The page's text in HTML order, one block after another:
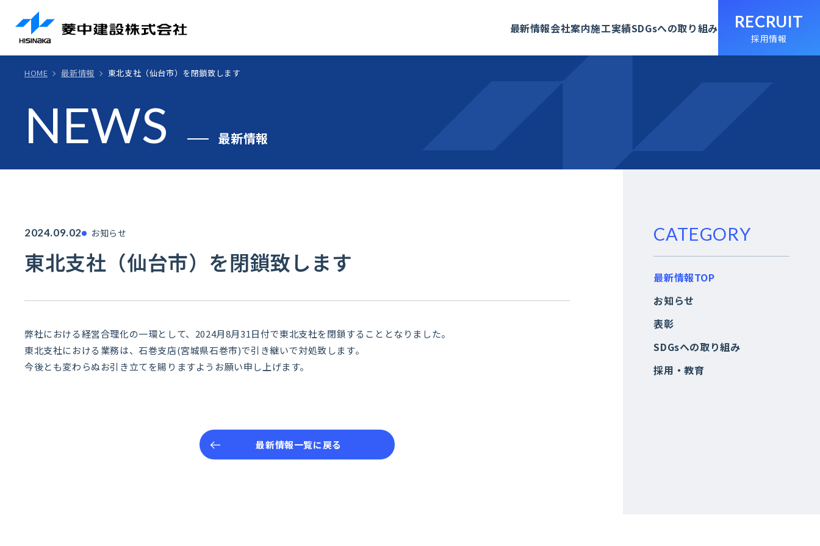
最新情報会社案内施工実績SDGsへの取り組み RECRUIT
採用情報
HOME 最新情報 東北支社（仙台市）を閉鎖致します
NEWS 最新情報
2024.09.02 お知らせ
東北支社（仙台市）を閉鎖致します
弊社における経営合理化の一環として、2024月8月31日付で東北支社を閉鎖することとなりました。
東北支社における業務は、石巻支店(宮城県石巻市)で引き継いで対処致します。
今後とも変わらぬお引き立てを賜りますようお願い申し上げます。
最新情報一覧に戻る
CATEGORY
最新情報TOP
お知らせ
表彰
SDGsへの取り組み
採用・教育